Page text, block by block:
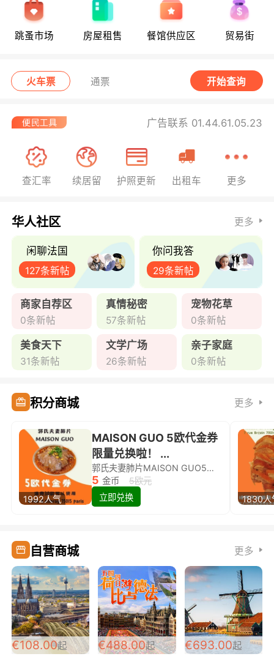
跳蚤市场 房屋租售 餐馆供应区 贸易街
火车票 通票 开始查询
广告联系 01.44.61.05.23
查汇率 续居留 护照更新 出租车 更多
华人社区 更多
闲聊法国
127条新帖
你问我答
29条新帖
商家自荐区
0条新帖
真情秘密
57条新帖
宠物花草
0条新帖
美食天下
31条新帖
文学广场
26条新帖
亲子家庭
0条新帖
积分商城 更多
1992人气
MAISON GUO 5欧代金券
限量兑换啦！ ...
郭氏夫妻肺片MAISON GUO5欧代金券限量兑换啦！
5 金币
5欧元
立即兑换
1830人
自营商城 更多
€108.00起 €488.00起 €693.00起